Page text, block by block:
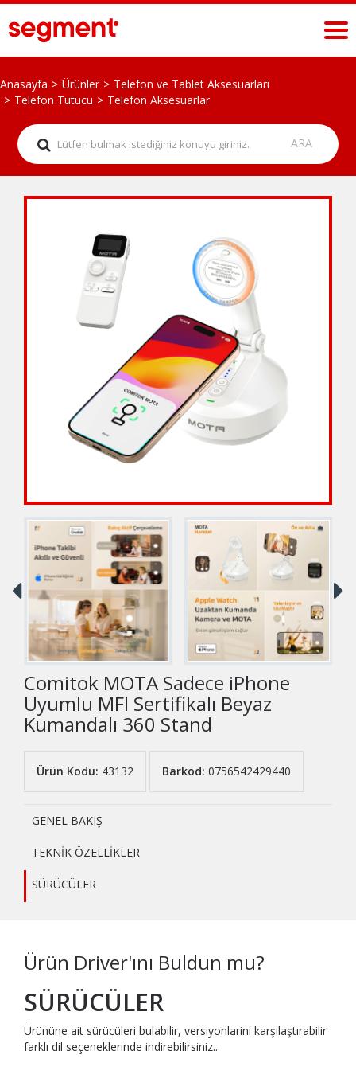
Anasayfa Ürünler
Telefon ve Tablet Aksesuarları
Telefon Tutucu
Telefon Aksesuarlar
Comitok MOTA Sadece iPhone
Uyumlu MFI Sertifikalı Beyaz
Kumandalı 360 Stand
Ürün Kodu: 43132 Barkod: 0756542429440
GENEL BAKIŞ
TEKNİK ÖZELLİKLER
SÜRÜCÜLER
Ürün Driver'ını Buldun mu?
SÜRÜCÜLER
Ürününe ait sürücüleri bulabilir, versiyonlarini karşılaştırabilir
farklı dil seçeneklerinde indirebilirsiniz..